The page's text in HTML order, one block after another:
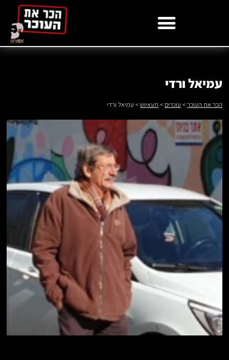
עמיאל ורדי
הכר את העוכר> עוכרים > תעאיוש> עמיאל ורדי